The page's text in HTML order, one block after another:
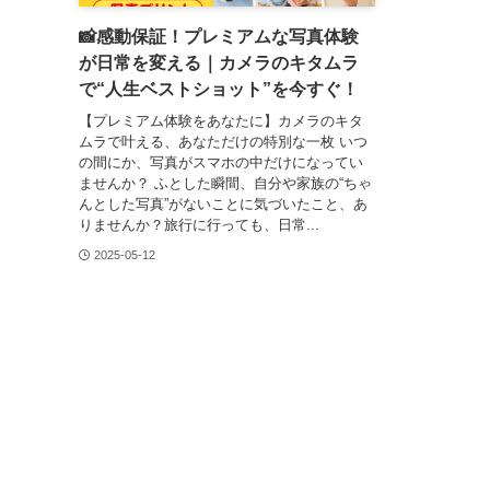
📸感動保証！プレミアムな写真体験
が日常を変える｜カメラのキタムラ
で“人生ベストショット”を今すぐ！
【プレミアム体験をあなたに】カメラのキタ
ムラで叶える、あなただけの特別な一枚 いつ
の間にか、写真がスマホの中だけになってい
ませんか？ ふとした瞬間、自分や家族の“ちゃ
んとした写真”がないことに気づいたこと、あ
りませんか？旅行に行っても、日常...
2025-05-12